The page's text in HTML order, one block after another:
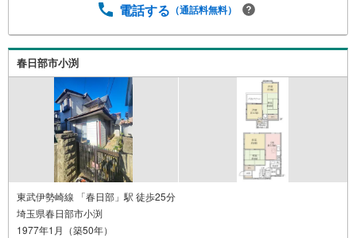
ンよりご希望の日時をご記入いただけますとスムーズにご
さい！こちらの物件は「Yahoo！不動産 成約でPayPayポイ
ント最大20万円相当プレゼント」対象です！資料請求また
は見学予約からご成約でPaypayポイントGET！詳細はキャ
ンペーンページをご確認ください。
電話する （通話料無料）
春日部市小渕
東武伊勢崎線 「春日部」駅 徒歩25分
埼玉県春日部市小渕
1977年1月（築50年）